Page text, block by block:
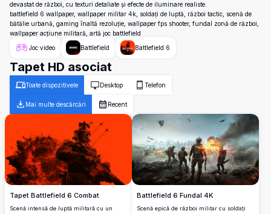
devastat de război, cu texturi detaliate și efecte de iluminare realiste.
battlefield 6 wallpaper, wallpaper militar 4k, soldați de luptă, război tactic, scenă de
bătălie urbană, gaming înaltă rezoluție, wallpaper fps shooter, fundal zonă de război,
wallpaper acțiune militară, artă joc battlefield
Joc video
Battlefield Battlefield 6
Tapet HD asociat
Toate dispozitivele Desktop Telefon
Mai multe descărcări Recent
Tapet Battlefield 6 Combat
Scenă intensă de luptă militară cu un
Battlefield 6 Fundal 4K
Scenă epică de război militar cu soldați